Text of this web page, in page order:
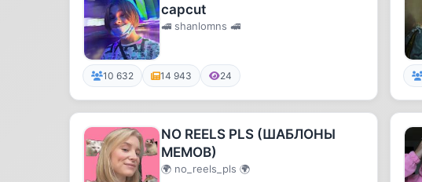
capcut
🚅 shanlomns 🚅
10 632 14 943 24
NO REELS PLS (ШАБЛОНЫ
МЕМОВ)
🌍 no_reels_pls 🌍